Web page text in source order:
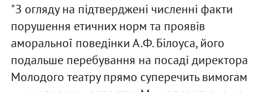
"З огляду на підтверджені численні факти
порушення етичних норм та проявів
аморальної поведінки А.Ф. Білоуса, його
подальше перебування на посаді директора
Молодого театру прямо суперечить вимогам